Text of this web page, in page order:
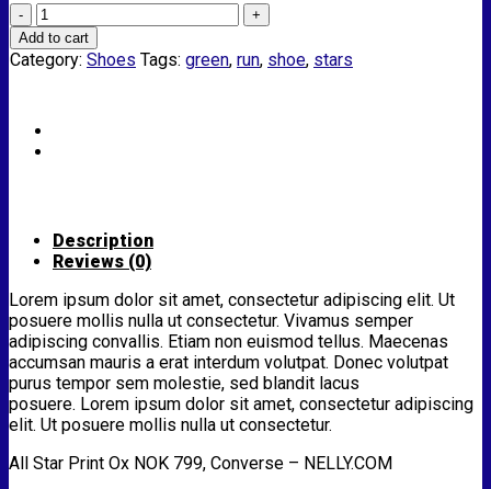
All
Star
Print
Ox
Add to cart
Category: Shoes Tags: green, run, shoe, stars
Description
Reviews (0)
Lorem ipsum dolor sit amet, consectetur adipiscing elit. Ut
posuere mollis nulla ut consectetur. Vivamus semper
adipiscing convallis. Etiam non euismod tellus. Maecenas
accumsan mauris a erat interdum volutpat. Donec volutpat
purus tempor sem molestie, sed blandit lacus
posuere. Lorem ipsum dolor sit amet, consectetur adipiscing
elit. Ut posuere mollis nulla ut consectetur.
All Star Print Ox NOK 799, Converse – NELLY.COM